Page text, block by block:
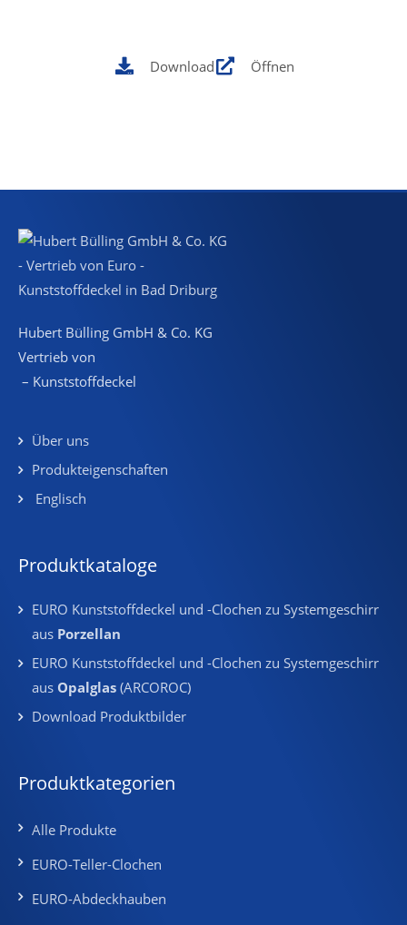
Download Öffnen
Hubert Bülling GmbH & Co. KG
Vertrieb von
– Kunststoffdeckel
Über uns
Produkteigenschaften
Englisch
Produktkataloge
EURO Kunststoffdeckel und -Clochen zu Systemgeschirr
aus Porzellan
EURO Kunststoffdeckel und -Clochen zu Systemgeschirr
aus Opalglas (ARCOROC)
Download Produktbilder
Produktkategorien
Alle Produkte
EURO-Teller-Clochen
EURO-Abdeckhauben